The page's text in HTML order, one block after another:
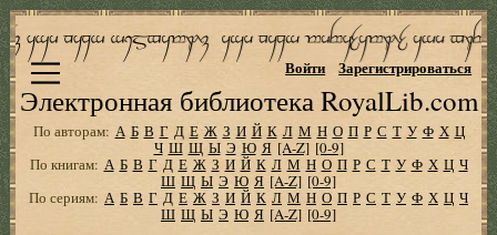
Электронная библиотека RoyalLib.com
Войти Зарегистрироваться
По авторам: А Б В Г Д Е Ж З И Й К Л М Н О П Р С Т У Ф Х Ц
Ч Ш Щ Ы Э Ю Я [A-Z] [0-9]
По книгам: А Б В Г Д Е Ж З И Й К Л М Н О П Р С Т У Ф Х Ц Ч
Ш Щ Ы Э Ю Я [A-Z] [0-9]
По сериям: А Б В Г Д Е Ж З И Й К Л М Н О П Р С Т У Ф Х Ц Ч
Ш Щ Ы Э Ю Я [A-Z] [0-9]